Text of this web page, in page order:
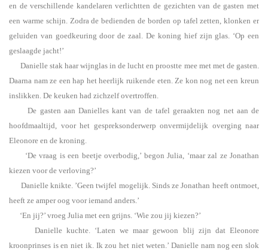
en de verschillende kandelaren verlichtten de gezichten van de gasten met
een warme schijn. Zodra de bedienden de borden op tafel zetten, klonken er
geluiden van goedkeuring door de zaal. De koning hief zijn glas. ‘Op een
geslaagde jacht!’
Danielle stak haar wijnglas in de lucht en proostte mee met met de gasten.
Daarna nam ze een hap het heerlijk ruikende eten. Ze kon nog net een kreun
inslikken. De keuken had zichzelf overtroffen.
De gasten aan Danielles kant van de tafel geraakten nog net aan de
hoofdmaaltijd, voor het gespreksonderwerp onvermijdelijk overging naar
Eleonore en de kroning.
‘De vraag is een beetje overbodig,’ begon Julia, ‘maar zal ze Jonathan
kiezen voor de verloving?’
Danielle knikte. ’Geen twijfel mogelijk. Sinds ze Jonathan heeft ontmoet,
heeft ze amper oog voor iemand anders.’
‘En jij?’ vroeg Julia met een grijns. ‘Wie zou jij kiezen?’
Danielle kuchte. ‘Laten we maar gewoon blij zijn dat Eleonore
kroonprinses is en niet ik. Ik zou het niet weten.’ Danielle nam nog een slok